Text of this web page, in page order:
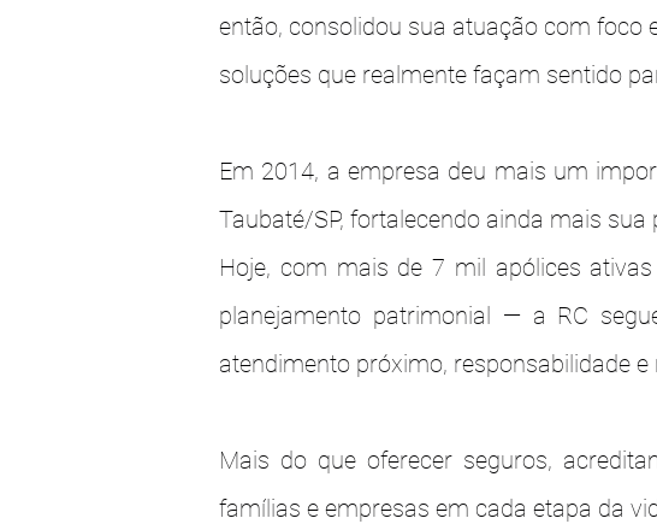
então, consolidou sua atuação com foco
soluções que realmente façam sentido
Em 2014, a empresa deu mais um
Taubaté/SP, fortalecendo ainda mais
Hoje, com mais de 7 mil apólices
planejamento patrimonial — a RC
atendimento próximo, responsabilidade
Mais do que oferecer seguros,
famílias e empresas em cada etapa da